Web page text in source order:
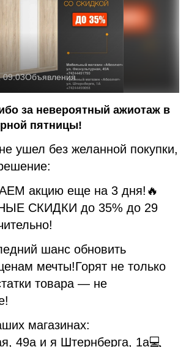
09:03Объявления
за невероятный ажиотаж в
пятницы!
ушел без желанной покупки,
акцию еще на 3 дня!🔥
СКИДКИ до 35% до 29
шанс обновить
мечты!Горят не только
товара — не
магазинах:
49а и я Штернберга, 1а💻